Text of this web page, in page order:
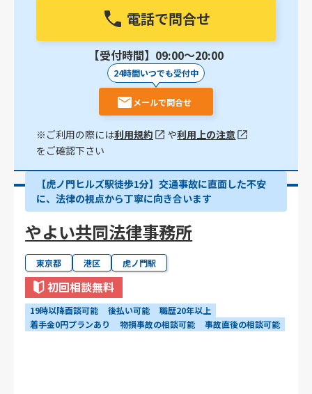
電話で問合せ
【受付時間】09:00〜20:00
24時間いつでも受付中
メールで問合せ
※ご利用の際には利用規約 や利用上の注意
をご確認下さい
【虎ノ門ヒルズ駅徒歩1分】交通事故に直面した不安
に、法律の視点から丁寧に向き合います
やよい共同法律事務所
東京都 港区 虎ノ門駅
初回相談無料
19時以降面談可能 後払い可能
職歴20年以上
着手金0円プランあり
物損事故の相談可能 事故直後の相談可能